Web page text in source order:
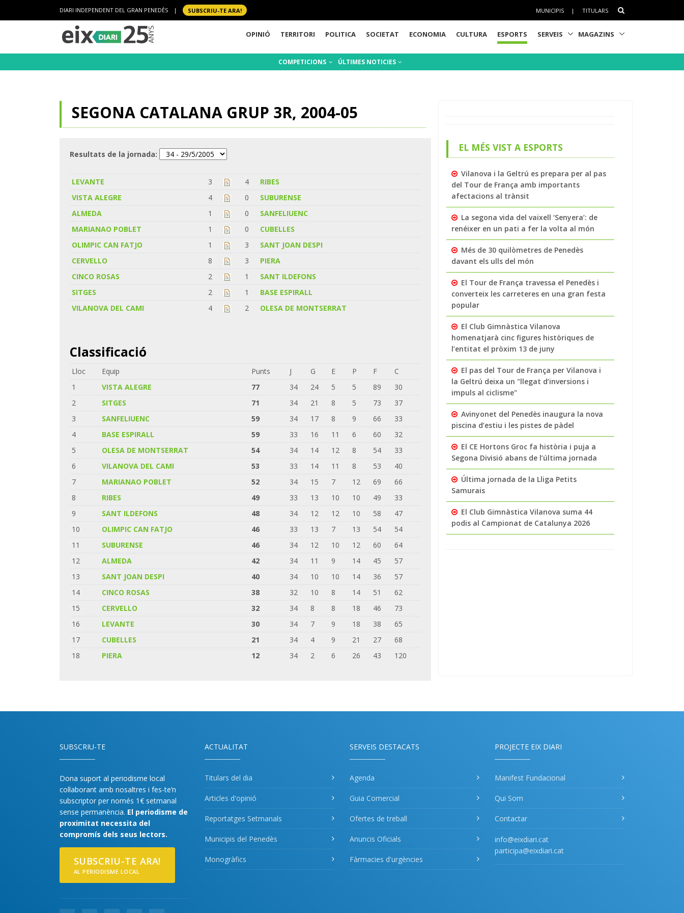
DIARI INDEPENDENT DEL GRAN PENEDÈS | SUBSCRIU-TE ARA! MUNICIPIS | TITULARS
OPINIÓ TERRITORI POLITICA SOCIETAT ECONOMIA CULTURA ESPORTS SERVEIS MAGAZINS
COMPETICIONS ÚLTIMES NOTICIES
SEGONA CATALANA GRUP 3R, 2004-05
Resultats de la jornada:
LEVANTE 3 4
RIBES
VISTA ALEGRE
4 0
SUBURENSE
ALMEDA
1 0
SANFELIUENC
MARIANAO POBLET
1 0
CUBELLES
OLIMPIC CAN FATJO
1 3
SANT JOAN DESPI
CERVELLO
8 3
PIERA
CINCO ROSAS
2 1
SANT ILDEFONS
SITGES
2 1
BASE ESPIRALL
VILANOVA DEL CAMI
4 2 OLESA DE MONTSERRAT
Classificació
Lloc Equip Punts J G E P F
C
1
VISTA ALEGRE 77 34 24 5 5 89
30
2
SITGES 71 34 21 8 5 73
37
3
SANFELIUENC 59 34 17 8 9 66
33
4
BASE ESPIRALL 59 33 16 11 6 60
32
5
OLESA DE MONTSERRAT 54 34 14 12 8 54
33
6
VILANOVA DEL CAMI 53 33 14 11 8 53
40
7
MARIANAO POBLET 52 34 15 7 12 69
66
8
RIBES 49 33 13 10 10 49
33
9
SANT ILDEFONS 48 34 12 12 10 58
47
10
OLIMPIC CAN FATJO 46 33 13 7 13 54
54
11
SUBURENSE 46 34 12 10 12 60
64
12
ALMEDA 42 34 11 9 14 45
57
13
SANT JOAN DESPI 40 34 10 10 14 36
57
14
CINCO ROSAS 38 32 10 8 14 51
62
15
CERVELLO 32 34 8 8 18 46
73
16
LEVANTE 30 34 7 9 18 38
65
17
CUBELLES 21 34 4 9 21 27
68
18
PIERA 12 34 2 6 26 43 120
EL MÉS VIST A ESPORTS
Vilanova i la Geltrú es prepara per al pas
del Tour de França amb importants
afectacions al trànsit
La segona vida del vaixell ‘Senyera’: de
renéixer en un pati a fer la volta al món
Més de 30 quilòmetres de Penedès
davant els ulls del món
El Tour de França travessa el Penedès i
converteix les carreteres en una gran festa
popular
El Club Gimnàstica Vilanova
homenatjarà cinc figures històriques de
l’entitat el pròxim 13 de juny
El pas del Tour de França per Vilanova i
la Geltrú deixa un "llegat d’inversions i
impuls al ciclisme"
Avinyonet del Penedès inaugura la nova
piscina d’estiu i les pistes de pàdel
El CE Hortons Groc fa història i puja a
Segona Divisió abans de l’última jornada
Última jornada de la Lliga Petits
Samurais
El Club Gimnàstica Vilanova suma 44
podis al Campionat de Catalunya 2026
SUBSCRIU-TE
Dona suport al periodisme local
col·laborant amb nosaltres i fes-te’n
subscriptor per només 1€ setmanal
sense permanència. El periodisme de
proximitat necessita del
compromís dels seus lectors.
SUBSCRIU-TE ARA!
AL PERIODISME LOCAL
ACTUALITAT
Titulars del dia
Articles d'opinió
Reportatges Setmanals
Municipis del Penedès
Monogràfics
SERVEIS DESTACATS
Agenda
Guia Comercial
Ofertes de treball
Anuncis Oficials
Fàrmacies d'urgències
PROJECTE EIX DIARI
Manifest Fundacional
Qui Som
Contactar
info@eixdiari.cat
participa@eixdiari.cat